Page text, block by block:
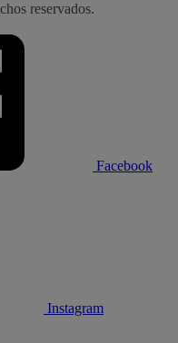
reservados.
Facebook
Instagram